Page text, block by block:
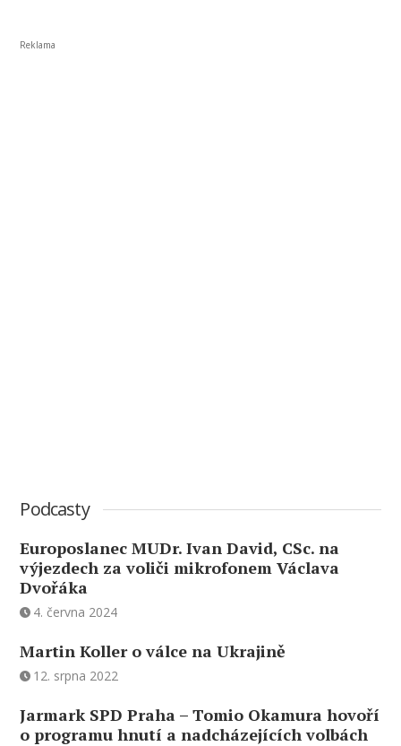
Reklama
Podcasty
Europoslanec MUDr. Ivan David, CSc. na
výjezdech za voliči mikrofonem Václava
Dvořáka
4. června 2024
Martin Koller o válce na Ukrajině
12. srpna 2022
Jarmark SPD Praha – Tomio Okamura hovoří
o programu hnutí a nadcházejících volbách